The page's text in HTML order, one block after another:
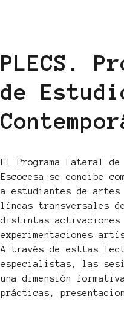
PLECS.
de
El Programa Lateral de
Escocesa se concibe
a estudiantes de artes
líneas transversales
distintas activaciones
experimentaciones
A través de esttas
especialistas, las
una dimensión
prácticas,